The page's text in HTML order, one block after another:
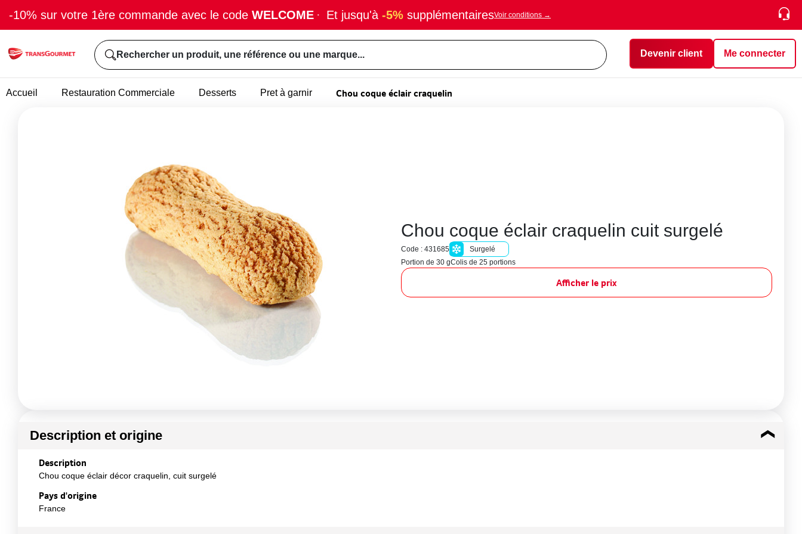
-10% sur votre 1ère commande avec le code WELCOME · Et jusqu'à -5% supplémentairesVoir conditions →
Rechercher un produit, une référence ou une marque... Devenir client Me connecter
Accueil Restauration Commerciale Desserts Pret à garnir Chou coque éclair craquelin
Chou coque éclair craquelin cuit surgelé
Code : 431685
Surgelé
Portion de 30 gColis de 25 portions
Afficher le prix
Description et origine
Description
Chou coque éclair décor craquelin, cuit surgelé
Pays d'origine
France